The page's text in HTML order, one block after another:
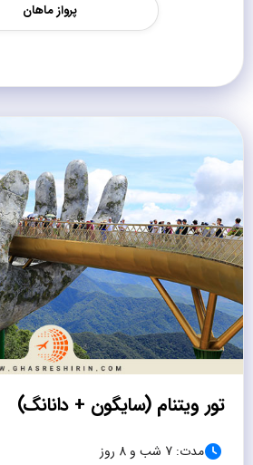
پرواز ماهان
تور ویتنام (سایگون + دانانگ)
مدت: 7 شب و 8 روز